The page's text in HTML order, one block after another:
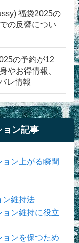
福袋2025の
の反響につい
の予約が12
やお得情報、
レ情報
ョン記事
ン上がる瞬間
ン維持法
ン維持に役立
ンを保つため